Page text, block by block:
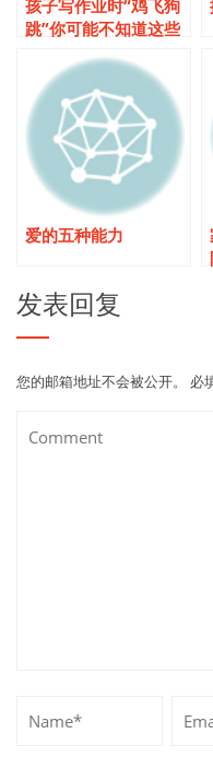
孩子写作业时“鸡飞狗
跳”你可能不知道这些
爱的五种能力
发表回复
您的邮箱地址不会被公开。 必